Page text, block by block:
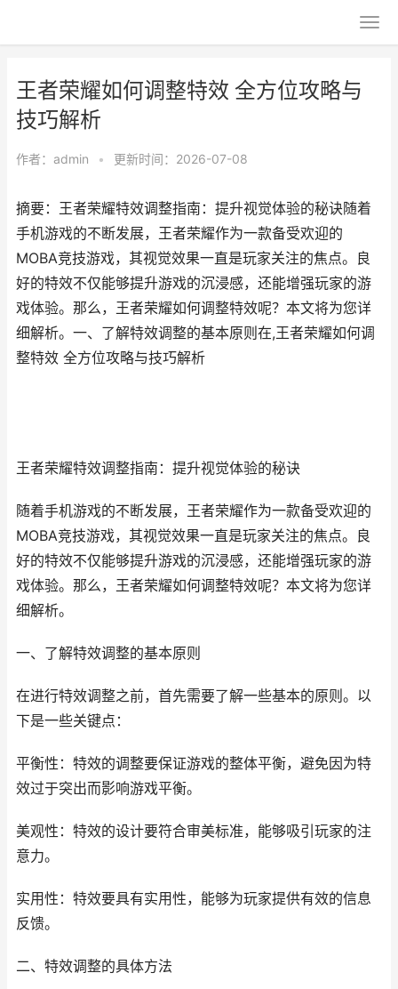
王者荣耀如何调整特效 全方位攻略与
技巧解析
作者： admin • 更新时间：2026-07-08
摘要：王者荣耀特效调整指南：提升视觉体验的秘诀随着
手机游戏的不断发展，王者荣耀作为一款备受欢迎的
MOBA竞技游戏，其视觉效果一直是玩家关注的焦点。良
好的特效不仅能够提升游戏的沉浸感，还能增强玩家的游
戏体验。那么，王者荣耀如何调整特效呢？本文将为您详
细解析。一、了解特效调整的基本原则在,王者荣耀如何调
整特效 全方位攻略与技巧解析
王者荣耀特效调整指南：提升视觉体验的秘诀
随着手机游戏的不断发展，王者荣耀作为一款备受欢迎的
MOBA竞技游戏，其视觉效果一直是玩家关注的焦点。良
好的特效不仅能够提升游戏的沉浸感，还能增强玩家的游
戏体验。那么，王者荣耀如何调整特效呢？本文将为您详
细解析。
一、了解特效调整的基本原则
在进行特效调整之前，首先需要了解一些基本的原则。以
下是一些关键点：
平衡性：特效的调整要保证游戏的整体平衡，避免因为特
效过于突出而影响游戏平衡。
美观性：特效的设计要符合审美标准，能够吸引玩家的注
意力。
实用性：特效要具有实用性，能够为玩家提供有效的信息
反馈。
二、特效调整的具体方法